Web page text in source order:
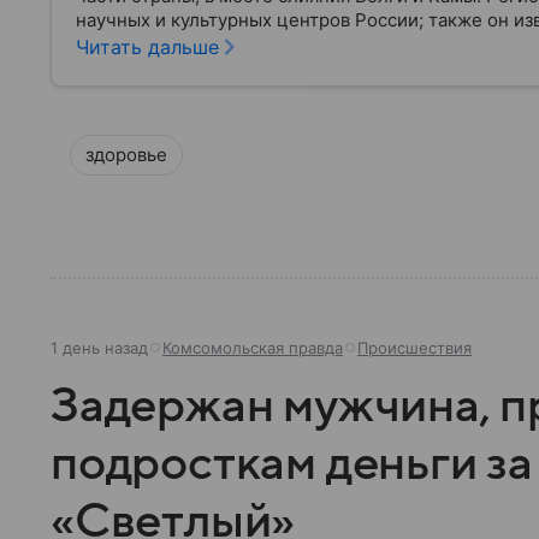
научных и культурных центров России; также он
историческим наследием, многонациональным
Читать дальше
здоровье
1 день назад Комсомольская правда Происшествия
Задержан мужчина,
подросткам деньги
«Светлый»